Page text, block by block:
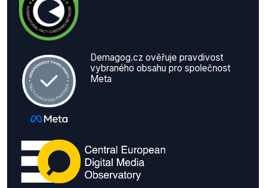
Demagog.cz ověřuje pravdivost
vybraného obsahu pro společnost
Meta